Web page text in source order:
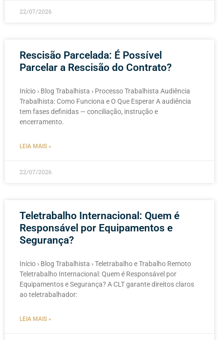
22/07/2026
Rescisão Parcelada: É Possível
Parcelar a Rescisão do Contrato?
Início › Blog Trabalhista › Processo Trabalhista Audiência
Trabalhista: Como Funciona e O Que Esperar A audiência
tem fases definidas — conciliação, instrução e
encerramento.
LEIA MAIS »
22/07/2026
Teletrabalho Internacional: Quem é
Responsável por Equipamentos e
Segurança?
Início › Blog Trabalhista › Teletrabalho e Trabalho Remoto
Teletrabalho Internacional: Quem é Responsável por
Equipamentos e Segurança? A CLT garante direitos claros
ao teletrabalhador:
LEIA MAIS »